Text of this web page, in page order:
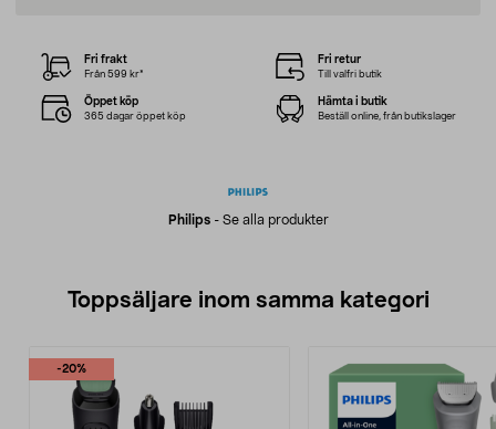
Philips- Se alla produkter
Fri frakt
Från 599 kr*
Fri retur
Till valfri butik
Öppet köp
365 dagar öppet köp
Hämta i butik
Beställ online, från butikslager
Toppsäljare inom samma kategori
-20%